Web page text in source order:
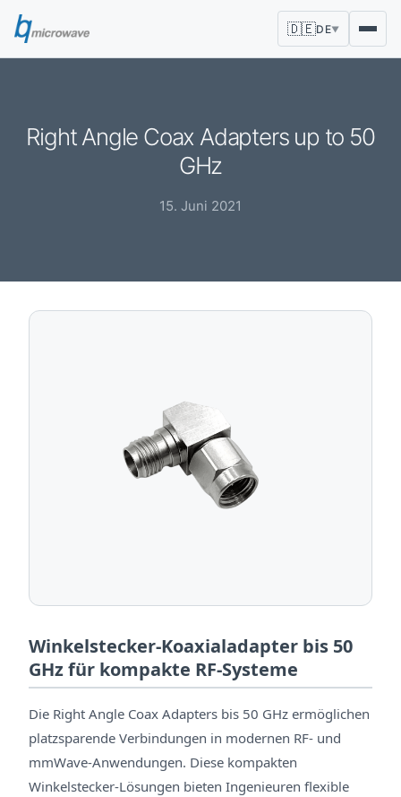
🇩🇪DE▼
Right Angle Coax Adapters up to 50
GHz
15. Juni 2021
Winkelstecker-Koaxialadapter bis 50
GHz für kompakte RF-Systeme
Die Right Angle Coax Adapters bis 50 GHz ermöglichen
platzsparende Verbindungen in modernen RF- und
mmWave-Anwendungen. Diese kompakten
Winkelstecker-Lösungen bieten Ingenieuren flexible